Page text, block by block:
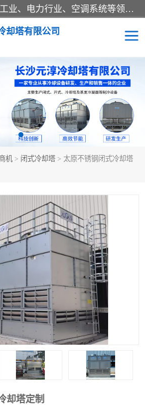
冷却塔广泛应用于工业、电力行业、空调系统等领域。在电力行业中，用于冷却发电机组的循环水；在工业生产中，如化工、冶金等行业，可降低生产过程中产生的热量；在空调系统中，为空调设备提供冷却水源
却塔有限公司
机 > 闭式冷却塔 > 太原不锈钢闭式冷却塔
却塔定制
圆形冷却塔
水箱
水泵